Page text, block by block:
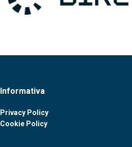
Informativa
Privacy Policy
Cookie Policy